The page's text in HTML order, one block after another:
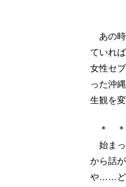
あの時
ていれ
女性セ
った沖
生観を
＊
始まっ
から話
や……ど